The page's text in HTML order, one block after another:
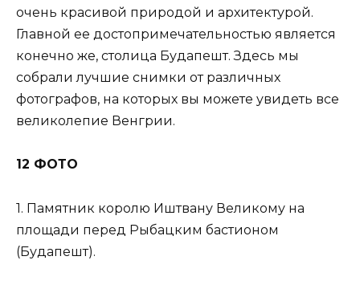
очень красивой природой и архитектурой.
Главной ее достопримечательностью является
конечно же, столица Будапешт. Здесь мы
собрали лучшие снимки от различных
фотографов, на которых вы можете увидеть все
великолепие Венгрии.
12 ФОТО
1. Памятник королю Иштвану Великому на
площади перед Рыбацким бастионом
(Будапешт).